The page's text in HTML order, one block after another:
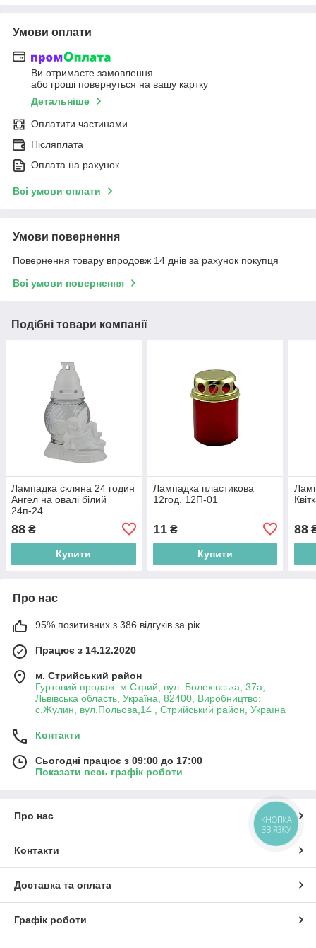
Умови оплати
Ви отримаєте замовлення
або гроші повернуться на вашу картку
Детальніше
Оплатити частинами
Післяплата
Оплата на рахунок
Всі умови оплати
Умови повернення
Повернення товару впродовж 14 днів за рахунок покупця
Всі умови повернення
Подібні товари компанії
Лампадка скляна 24 годин
Ангел на овалі білий
24п-24
88 ₴
Купити
Лампадка пластикова
12год. 12П-01
11₴
Купити
88
Про нас
95% позитивних з 386 відгуків за рік
Працює з 14.12.2020
м. Стрийський район
Гуртовий продаж: м.Стрий, вул. Болехівська, 37а,
Львівська область, Україна, 82400, Виробництво:
с.Жулин, вул.Польова,14 , Стрийський район, Україна
Контакти
Сьогодні працює з 09:00 до 17:00
Показати весь графік роботи
Про нас
Контакти
Доставка та оплата
Графік роботи
КНОПКА
ЗВ'ЯЗКУ